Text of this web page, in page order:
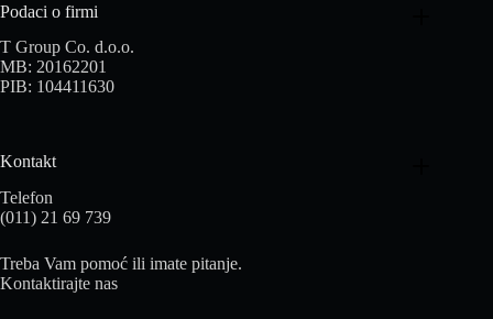
Podaci o firmi
T Group Co. d.o.o.
MB: 20162201
PIB: 104411630
Kontakt
Telefon
(011) 21 69 739
Treba Vam pomoć ili imate pitanje.
Kontaktirajte nas